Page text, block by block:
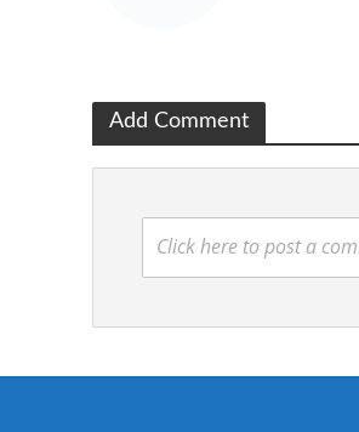
Add Comment
Click here to post a